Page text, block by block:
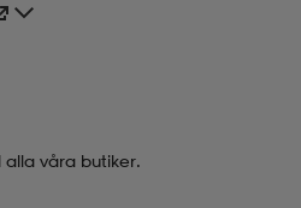
våra butiker.